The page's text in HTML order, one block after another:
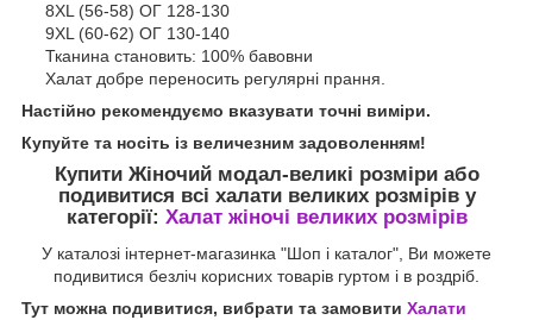
8ХL (56-58) ОГ 128-130
9ХL (60-62) ОГ 130-140
Тканина становить: 100% бавовни
Халат добре переносить регулярні прання.
Настійно рекомендуємо вказувати точні виміри.
Купуйте та носіть із величезним задоволенням!
Купити Жіночий модал-великі розміриабо
подивитися всі халати великих розмірів у
категорії: Халат жіночі великих розмірів
У каталозі інтернет-магазинка "Шоп і каталог", Ви можете
подивитися безліч корисних товарів гуртом і в роздріб.
Тут можна подивитися, вибрати та замовити Халати